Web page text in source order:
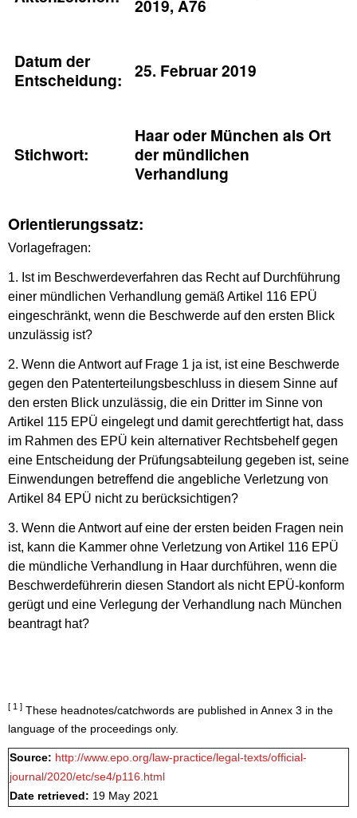
2019, A76
Datum der
Entscheidung:
25. Februar 2019
Stichwort:
Haar oder München als Ort
der mündlichen
Verhandlung
Orientierungssatz:
Vorlagefragen:
1. Ist im Beschwerdeverfahren das Recht auf Durchführung
einer mündlichen Verhandlung gemäß Artikel 116 EPÜ
eingeschränkt, wenn die Beschwerde auf den ersten Blick
unzulässig ist?
2. Wenn die Antwort auf Frage 1 ja ist, ist eine Beschwerde
gegen den Patenterteilungsbeschluss in diesem Sinne auf
den ersten Blick unzulässig, die ein Dritter im Sinne von
Artikel 115 EPÜ eingelegt und damit gerechtfertigt hat, dass
im Rahmen des EPÜ kein alternativer Rechtsbehelf gegen
eine Entscheidung der Prüfungsabteilung gegeben ist, seine
Einwendungen betreffend die angebliche Verletzung von
Artikel 84 EPÜ nicht zu berücksichtigen?
3. Wenn die Antwort auf eine der ersten beiden Fragen nein
ist, kann die Kammer ohne Verletzung von Artikel 116 EPÜ
die mündliche Verhandlung in Haar durchführen, wenn die
Beschwerdeführerin diesen Standort als nicht EPÜ-konform
gerügt und eine Verlegung der Verhandlung nach München
beantragt hat?
[ 1 ] These headnotes/catchwords are published in Annex 3 in the
language of the proceedings only.
Source: http://www.epo.org/law-practice/legal-texts/official-
journal/2020/etc/se4/p116.html
Date retrieved: 19 May 2021